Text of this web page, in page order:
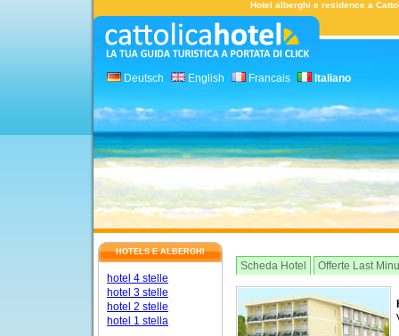
Hotel alberghi e residence a
Deutsch English Francais Italiano
HOTELS E ALBERGHI
hotel 4 stelle
hotel 3 stelle
hotel 2 stelle
hotel 1 stella
Scheda Hotel Offerte Last